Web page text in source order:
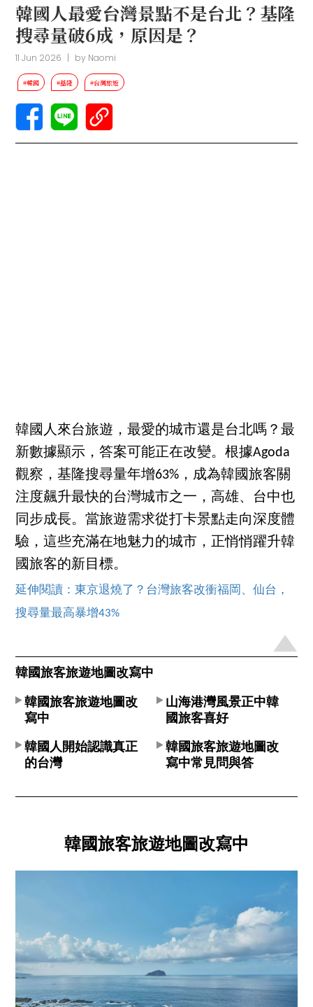
韓國人最愛台灣景點不是台北？基隆
搜尋量破6成，原因是？
11 Jun 2026 | by Naomi
#韓國 #基隆 #台灣旅遊
韓國人來台旅遊，最愛的城市還是台北嗎？最
新數據顯示，答案可能正在改變。根據Agoda
觀察，基隆搜尋量年增63%，成為韓國旅客關
注度飆升最快的台灣城市之一，高雄、台中也
同步成長。當旅遊需求從打卡景點走向深度體
驗，這些充滿在地魅力的城市，正悄悄躍升韓
國旅客的新目標。
延伸閱讀：東京退燒了？台灣旅客改衝福岡、仙台，
搜尋量最高暴增43%
韓國旅客旅遊地圖改寫中
韓國旅客旅遊地圖改
寫中
山海港灣風景正中韓
國旅客喜好
韓國人開始認識真正
的台灣
韓國旅客旅遊地圖改
寫中常見問與答
韓國旅客旅遊地圖改寫中